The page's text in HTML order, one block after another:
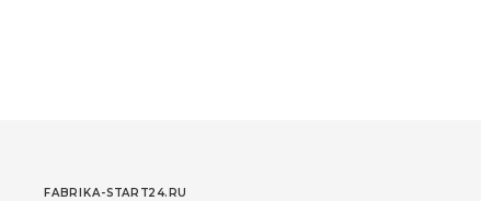
FABRIKA-START24.RU